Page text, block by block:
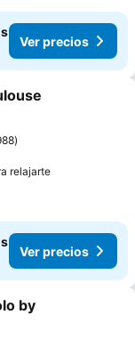
Ver precios
relajarteVer precios
Ver precios
by